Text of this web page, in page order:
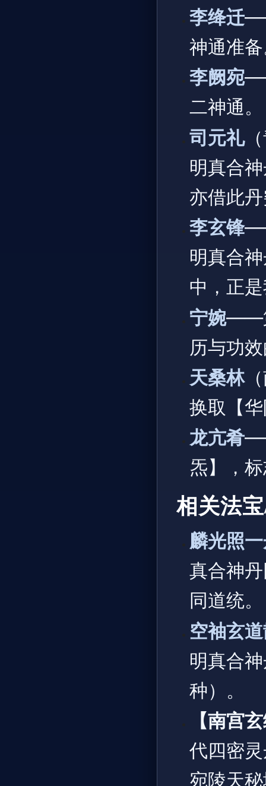
李绛迁
神通准
李阙宛
二神通。
司元礼
明真合
亦借此
李玄锋
明真合
中，正
宁婉——
历与功
天桑林
换取【
龙亢肴
炁】，
相关法
麟光照
真合神
同道统。
空袖玄
明真合
种）。
【南宫
代四密
宛陵天